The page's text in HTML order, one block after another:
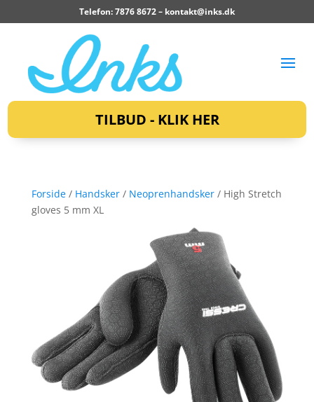
Telefon: 7876 8672 – kontakt@inks.dk
TILBUD - KLIK HER
Forside/ Handsker/ Neoprenhandsker/ High Stretch
gloves 5 mm XL